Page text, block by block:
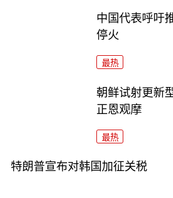
中国代表呼吁
停火
最热
朝鲜试射更新
正恩观摩
最热
特朗普宣布对韩国加征关税